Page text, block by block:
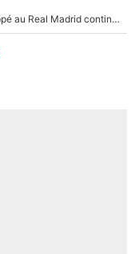
«C'est une fierté» : La signature de Kylian Mbappé au Real Madrid continue de régaler l'Espagne